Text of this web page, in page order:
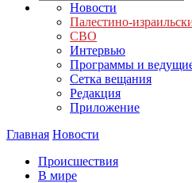
Новости
Палестино-
СВО
Интервью
Программы и
Сетка вещания
Редакция
Приложение
Главная Новости
Происшествия
В мире